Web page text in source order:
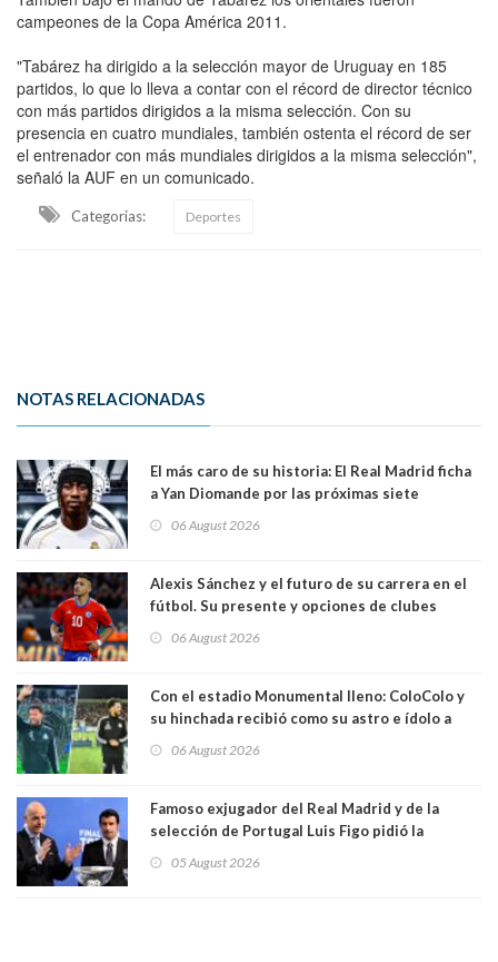
campeones de la Copa América 2011.
"Tabárez ha dirigido a la selección mayor de Uruguay en 185
partidos, lo que lo lleva a contar con el récord de director técnico
con más partidos dirigidos a la misma selección. Con su
presencia en cuatro mundiales, también ostenta el récord de ser
el entrenador con más mundiales dirigidos a la misma selección",
señaló la AUF en un comunicado.
Categorias: Deportes
NOTAS RELACIONADAS
El más caro de su historia: El Real Madrid ficha
a Yan Diomande por las próximas siete
06 August 2026
Alexis Sánchez y el futuro de su carrera en el
fútbol. Su presente y opciones de clubes
06 August 2026
Con el estadio Monumental lleno: ColoColo y
su hinchada recibió como su astro e ídolo a
06 August 2026
Famoso exjugador del Real Madrid y de la
selección de Portugal Luis Figo pidió la
comportamiento más bajo y cobarde que he
05 August 2026